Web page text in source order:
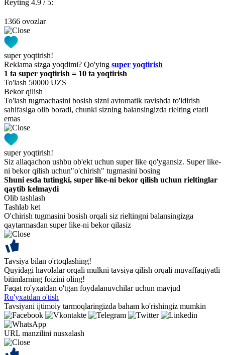
Reyting 4.9 / 5:
1366 ovozlar
super yoqtirish!
Reklama sizga yoqdimi? Qo'ying super yoqtirish
1 ta super yoqtirish = 10 ta yoqtirish
To'lash 50000 UZS
Bekor qilish
To'lash tugmachasini bosish sizni avtomatik ravishda to'ldirish
sahifasiga olib boradi, chunki sizning balansingizda rielting etarli
emas
super yoqtirish!
Siz allaqachon ushbu ob'ekt uchun super like qo'ygansiz. Super like-
ni bekor qilish uchun"o'chirish" tugmasini bosing
Shuni esda tutingki, super like-ni bekor qilish uchun rieltinglar
qaytib kelmaydi
Olib tashlash
Tashlab ket
O'chirish tugmasini bosish orqali siz rieltingni balansingizga
qaytarmasdan super like-ni bekor qilasiz
Tavsiya bilan o'rtoqlashing!
Quyidagi havolalar orqali mulkni tavsiya qilish orqali muvaffaqiyatli
bitimlarning foizini oling!
Faqat ro'yxatdan o'tgan foydalanuvchilar uchun mavjud
Ro'yxatdan o'tish
Tavsiyani ijtimoiy tarmoqlaringizda baham ko'rishingiz mumkin
URL manzilini nusxalash